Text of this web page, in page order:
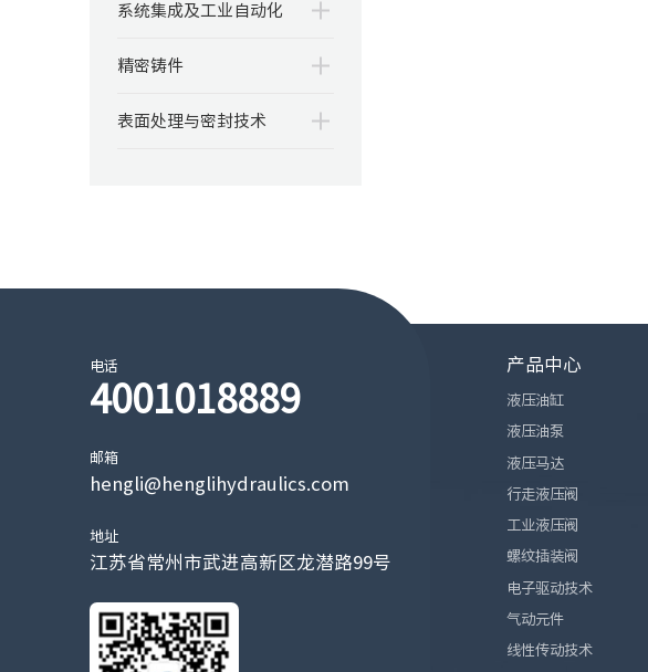
系统集成及工业自动化
精密铸件
表面处理与密封技术
电话
4001018889
邮箱
hengli@henglihydraulics.com
地址
江苏省常州市武进高新区龙潜路99号
产品中心
液压油缸
液压油泵
液压马达
行走液压阀
工业液压阀
螺纹插装阀
电子驱动技术
气动元件
线性传动技术